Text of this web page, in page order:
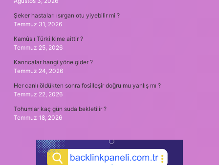
Şeker hastaları ısırgan otu yiyebilir mi ?
Temmuz 31, 2026
Kamûs ı Türki kime aittir ?
Temmuz 25, 2026
Karıncalar hangi yöne gider ?
Temmuz 24, 2026
Her canlı öldükten sonra fosilleşir doğru mu yanlış mı ?
Temmuz 22, 2026
Tohumlar kaç gün suda bekletilir ?
Temmuz 18, 2026